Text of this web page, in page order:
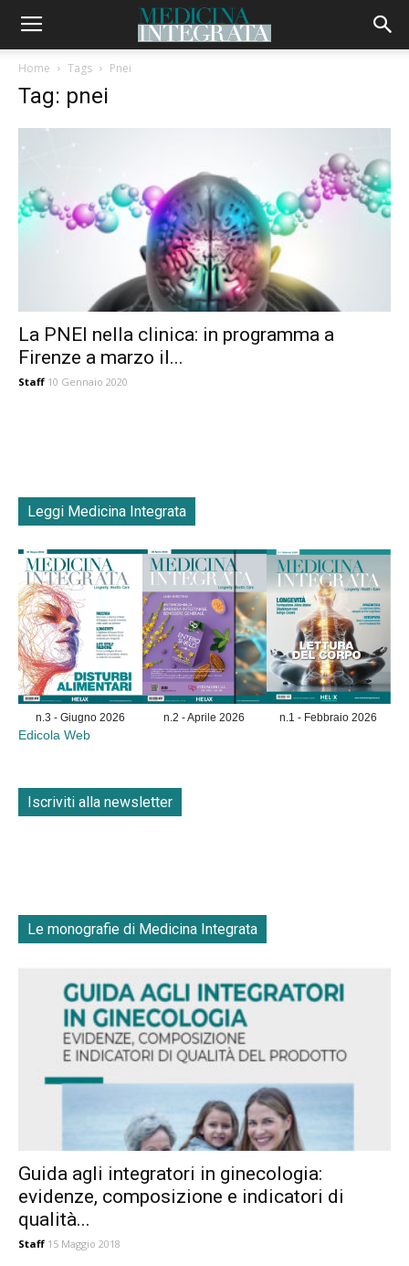
Home Tags Pnei
Tag: pnei
La PNEI nella clinica: in programma a
Firenze a marzo il...
Staff 10 Gennaio 2020
Leggi Medicina Integrata
n.3 - Giugno 2026 n.2 - Aprile 2026 n.1 - Febbraio 2026
Edicola Web
Iscriviti alla newsletter
Le monografie di Medicina Integrata
Guida agli integratori in ginecologia:
evidenze, composizione e indicatori di
qualità...
Staff 15 Maggio 2018